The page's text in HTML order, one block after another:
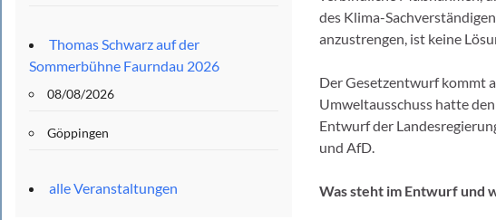
des Klima-
anzustrengen, ist keine
Der Gesetzentwurf kommt
Umweltausschuss hatte
Entwurf der
und AfD.
Was steht im Entwurf und
Thomas Schwarz auf der
Sommerbühne Faurndau 2026
08/08/2026
Göppingen
alle Veranstaltungen